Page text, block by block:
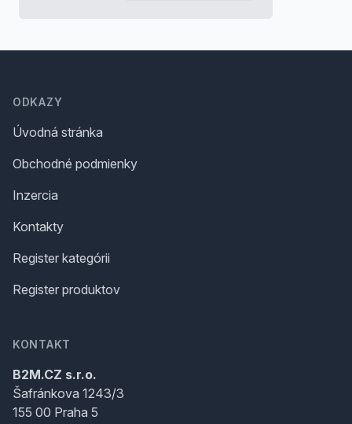
ODKAZY
Úvodná stránka
Obchodné podmienky
Inzercia
Kontakty
Register kategórii
Register produktov
KONTAKT
B2M.CZ s.r.o.
Šafránkova 1243/3
155 00 Praha 5